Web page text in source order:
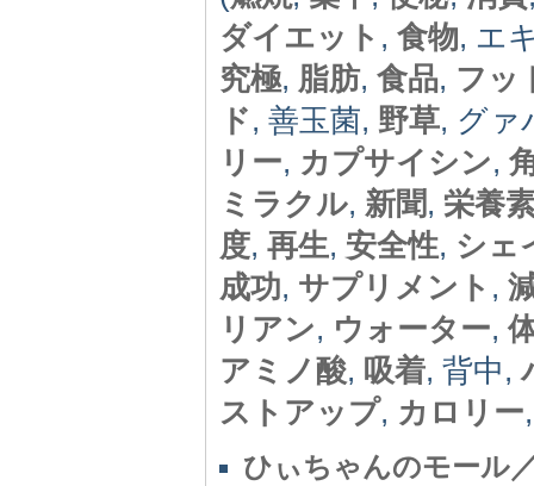
ダイエット , 食物, エ
究極, 脂肪, 食品, フッ
ド, 善玉菌, 野草, グ
リー, カプサイシン,
ミラクル, 新聞, 栄養
度, 再生, 安全性, シェ
成功, サプリメント ,
リアン, ウォーター,
アミノ酸, 吸着, 背中,
ストアップ, カロリー
ひぃちゃんのモール